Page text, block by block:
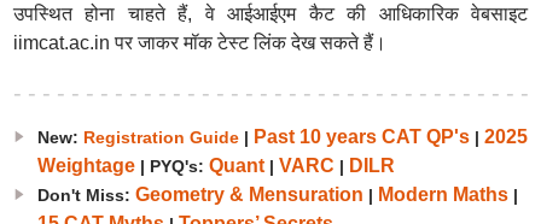
उपस्थित होना चाहते हैं, वे आईआईएम कैट की आधिकारिक वेबसाइट
iimcat.ac.in पर जाकर मॉक टेस्ट लिंक देख सकते हैं।
New: Registration Guide| Past 10 years CAT QP's| 2025
Weightage| PYQ's: Quant| VARC | DILR
Don't Miss: Geometry & Mensuration | Modern Maths|